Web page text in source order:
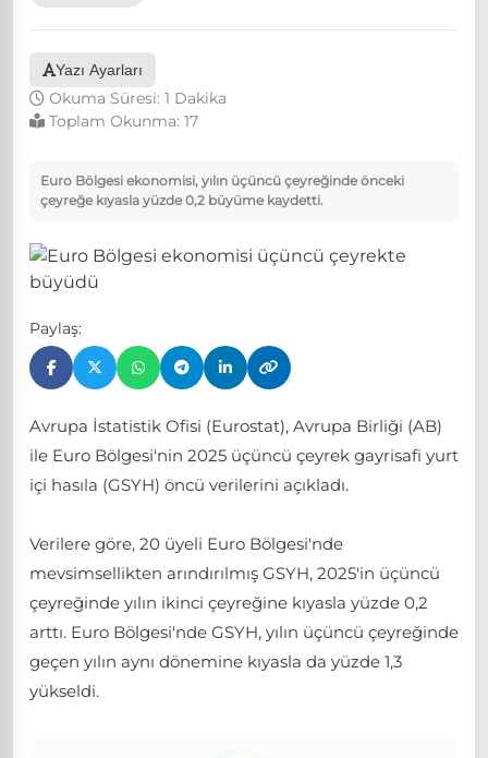
Yazı Ayarları
Okuma Süresi: 1 Dakika
Toplam Okunma: 17
Euro Bölgesi ekonomisi, yılın üçüncü çeyreğinde önceki
çeyreğe kıyasla yüzde 0,2 büyüme kaydetti.
Paylaş:
Avrupa İstatistik Ofisi (Eurostat), Avrupa Birliği (AB)
ile Euro Bölgesi'nin 2025 üçüncü çeyrek gayrisafi yurt
içi hasıla (GSYH) öncü verilerini açıkladı.
Verilere göre, 20 üyeli Euro Bölgesi'nde
mevsimsellikten arındırılmış GSYH, 2025'in üçüncü
çeyreğinde yılın ikinci çeyreğine kıyasla yüzde 0,2
arttı. Euro Bölgesi'nde GSYH, yılın üçüncü çeyreğinde
geçen yılın aynı dönemine kıyasla da yüzde 1,3
yükseldi.